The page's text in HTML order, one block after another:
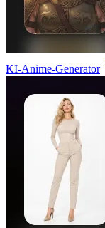
KI-Anime-Generator